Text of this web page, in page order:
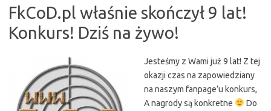
FkCoD.pl właśnie skończył 9 lat!
Konkurs! Dziś na żywo!
Jesteśmy z Wami już 9 lat! Z tej
okazji czas na zapowiedziany
na naszym fanpage’u konkurs,
A nagrody są konkretne
Do